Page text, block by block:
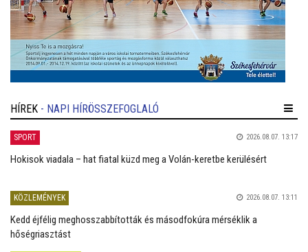
HÍREK - NAPI HÍRÖSSZEFOGLALÓ
SPORT 2026.08.07. 13:17
Hokisok viadala – hat fiatal küzd meg a Volán-keretbe kerülésért
KÖZLEMÉNYEK 2026.08.07. 13:11
Kedd éjfélig meghosszabbították és másodfokúra mérséklik a
hőségriasztást